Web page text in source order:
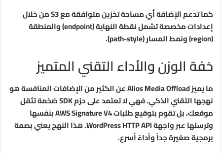
كما تدعم الإضافة أي مساحة تخزين متوافقة مع S3 من خلال
إعدادات مخصصة تشمل نقطة النهاية (endpoint) والمنطقة
(region) ونمط المسار (path-style).
خفة الوزن والأداء التقني المتميز
ما يميز Alios Media Offload عن الكثير من الإضافات المنافسة هو
نهجها التقني الذكي. فهي لا تعتمد على حزم SDK ضخمة تثقل
موقعك، بل تقوم بتوقيع طلبات AWS Signature V4 بنفسها
وترسلها عبر واجهة WordPress HTTP API. هذا النهج يعني بصمة
برمجية صغيرة جداً وأداءً أسرع.